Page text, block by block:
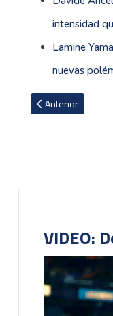
intensidad
Lamine
nuevas
Artículo anterior:
Anterior
VIDEO: